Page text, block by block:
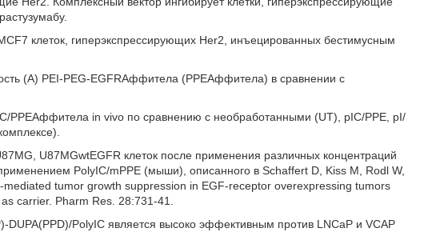
клеток, гиперэкспрессирующих Her2, инъецированных бестимусным
(А) PEI-PEG-ЕGFRAффитела (РРЕАффитела) в сравнении с
РРЕАффитела in vivo по сравнению с необработанными (UT), pIC/PPE, pI/
U87MGwtEGFR клеток после применения различных концентраций
PolyIC/mPPE (мыши), описанного в Schaffert D, Kiss М, Rodl W,
tumor growth suppression in EGF-receptor overexpressing tumors
carrier. Pharm Res. 28:731-41.
DUPA(PPD)/PolyIC является высоко эффективным против LNCaP и VCAP